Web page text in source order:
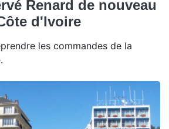
Renard de nouveau
d'Ivoire
les commandes de la